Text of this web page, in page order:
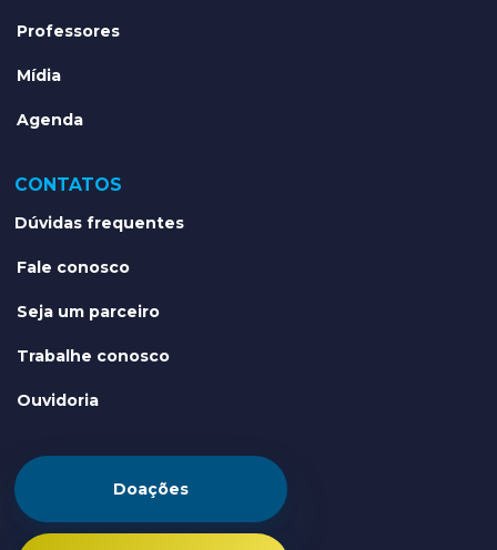
Professores
Mídia
Agenda
CONTATOS
Dúvidas frequentes
Fale conosco
Seja um parceiro
Trabalhe conosco
Ouvidoria
Doações